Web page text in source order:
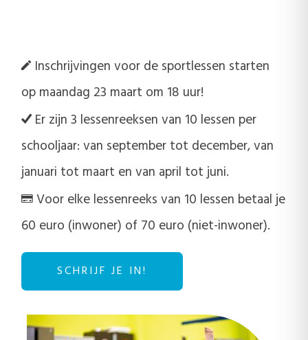
Inschrijvingen voor de sportlessen starten
op maandag 23 maart om 18 uur!
Er zijn 3 lessenreeksen van 10 lessen per
schooljaar: van september tot december, van
januari tot maart en van april tot juni.
Voor elke lessenreeks van 10 lessen betaal je
60 euro (inwoner) of 70 euro (niet-inwoner).
SCHRIJF JE IN!